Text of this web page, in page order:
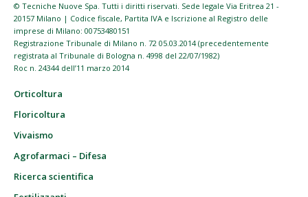
© Tecniche Nuove Spa. Tutti i diritti riservati. Sede legale Via Eritrea 21 -
20157 Milano | Codice fiscale, Partita IVA e Iscrizione al Registro delle
imprese di Milano: 00753480151
Registrazione Tribunale di Milano n. 72 05.03.2014 (precedentemente
registrata al Tribunale di Bologna n. 4998 del 22/07/1982)
Roc n. 24344 dell’11 marzo 2014
Orticoltura
Floricoltura
Vivaismo
Agrofarmaci – Difesa
Ricerca scientifica